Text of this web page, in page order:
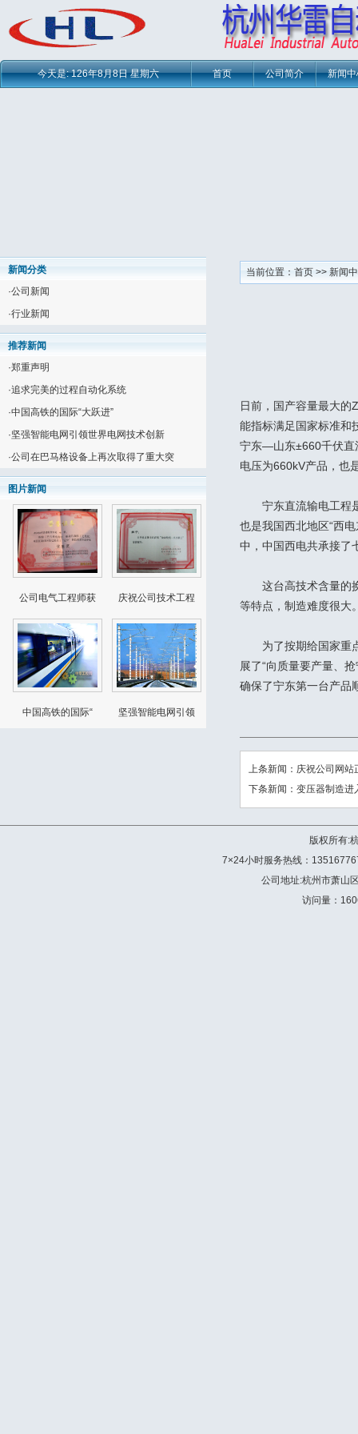
新闻
公司简介
首页
今天是:126年8月8日 星期六
新闻分类
·公司新闻
·行业新闻
推荐新闻
·郑重声明
·追求完美的过程自动化系统
·中国高铁的国际“大跃进”
·坚强智能电网引领世界电网技术创新
·公司在巴马格设备上再次取得了重大突
图片新闻
公司电气工程师获 庆祝公司技术工程
中国高铁的国际“ 坚强智能电网引领
当前位置： 首页 >> 新闻
日前，国产容量最大
能指标满足国家标准和
宁东—山东±660千伏直
电压为660kV产品，也
宁东直流输电工程是
也是我国西北地区“西
中，中国西电共承接了
这台高技术含量的换
等特点，制造难度很大
为了按期给国家重点
展了“向质量要产量、
确保了宁东第一台产品
上条新闻： 庆祝公司网站
下条新闻： 变压器制造进
版权所有:
7×24小时服务热线：
公司地址:杭州市萧山
访问量：